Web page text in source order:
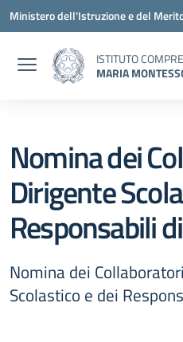
Vai ai contenuti
Vai al menu di navigazione
Vai al footer
Ministero dell'Istruzione e del
ISTITUTO
MARIA
Nomina dei
Dirigente
Responsabili
Nomina dei
Scolastico e dei